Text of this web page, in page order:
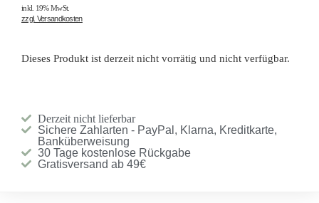
inkl. 19% MwSt.
zzgl. Versandkosten
Dieses Produkt ist derzeit nicht vorrätig und nicht verfügbar.
Derzeit nicht lieferbar
Sichere Zahlarten - PayPal, Klarna, Kreditkarte,
Banküberweisung
30 Tage kostenlose Rückgabe
Gratisversand ab 49€